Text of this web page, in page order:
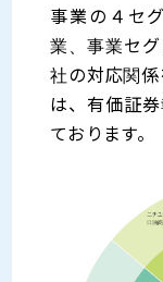
事業の４セ
業、事業セ
社の対応関
は、有価証
ております。